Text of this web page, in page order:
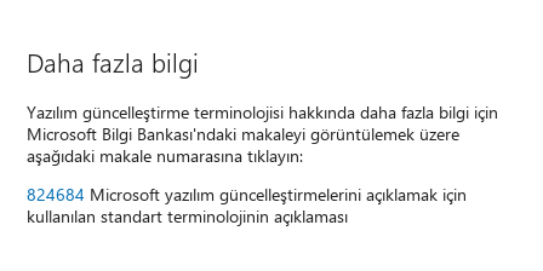
Daha fazla bilgi
Yazılım güncelleştirme terminolojisi hakkında daha fazla bilgi için
Microsoft Bilgi Bankası'ndaki makaleyi görüntülemek üzere
aşağıdaki makale numarasına tıklayın:
824684 Microsoft yazılım güncelleştirmelerini açıklamak için
kullanılan standart terminolojinin açıklaması